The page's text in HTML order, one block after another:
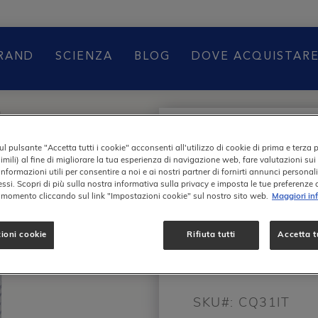
SCIENZA BLOG DOVE ACQUISTARE
Benessere
SKU#: CQ31IT
pulsante "Accetta tutti i cookie" acconsenti all'utilizzo di cookie di prima e terza
al fine di migliorare la tua esperienza di navigazione web, fare valutazioni
utili per consentire a noi e ai nostri partner di fornirti annunci
Scopri di più sulla nostra informativa sulla privacy e imposta le tue preferenze
cliccando sul link "Impostazioni cookie" sul nostro sito web.
Maggiori
Rifiuta tutti Accetta
cookie